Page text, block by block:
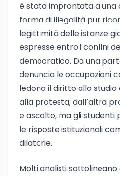
è stata improntata a una
forma di illegalità pur
legittimità delle istanze
espresse entro i confini
democratico. Da una
denuncia le occupazioni
ledono il diritto allo
alla protesta; dall’altra
e ascolto, ma gli studenti
le risposte istituzionali
dilatorie.
Molti analisti